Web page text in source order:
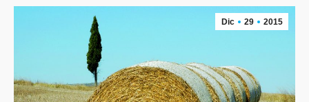
Dic 29 2015